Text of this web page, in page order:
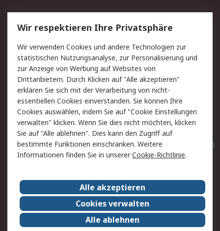
Service
Value Added Services
Lieferlösungen
Rücksendungen
Kontakt
Hilfe
Privatkunden
Rechtliches
AGB
Datenschutz
Cookie-Richtlinie
Zahlungsbedingungen
Copyright/Impressum
Entsorgung
Elektrogeräte/Batterien
RS weltweit
Karriere bei RS
Nachhaltigkeit
Qualität/Umwelt/ZertifikatePresse-Center
Event-Center
Wir respektieren Ihre Privatsphäre
Wir verwenden Cookies und andere Technologien zur
statistischen Nutzungsanalyse, zur Personalisierung und
zur Anzeige von Werbung auf Websites von
Drittanbietern. Durch Klicken auf "Alle akzeptieren"
erklären Sie sich mit der Verarbeitung von nicht-
essentiellen Cookies einverstanden. Sie können Ihre
Cookies auswählen, indem Sie auf "Cookie Einstellungen
verwalten" klicken. Wenn Sie dies nicht möchten, klicken
Sie auf "Alle ablehnen". Dies kann den Zugriff auf
bestimmte Funktionen einschränken. Weitere
Informationen finden Sie in unsererCookie-Richtlinie.
Alle akzeptieren
Cookies verwalten
Alle ablehnen